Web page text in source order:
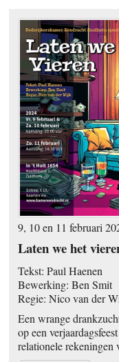
9, 10 en 11 februari
Laten we het
Tekst: Paul Haenen
Bewerking: Ben Smit
Regie: Nico van der
Een wrange
op een
relationele rekeningen